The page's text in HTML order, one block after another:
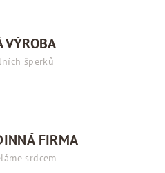
VÝROBA
šperků
FIRMA
srdcem